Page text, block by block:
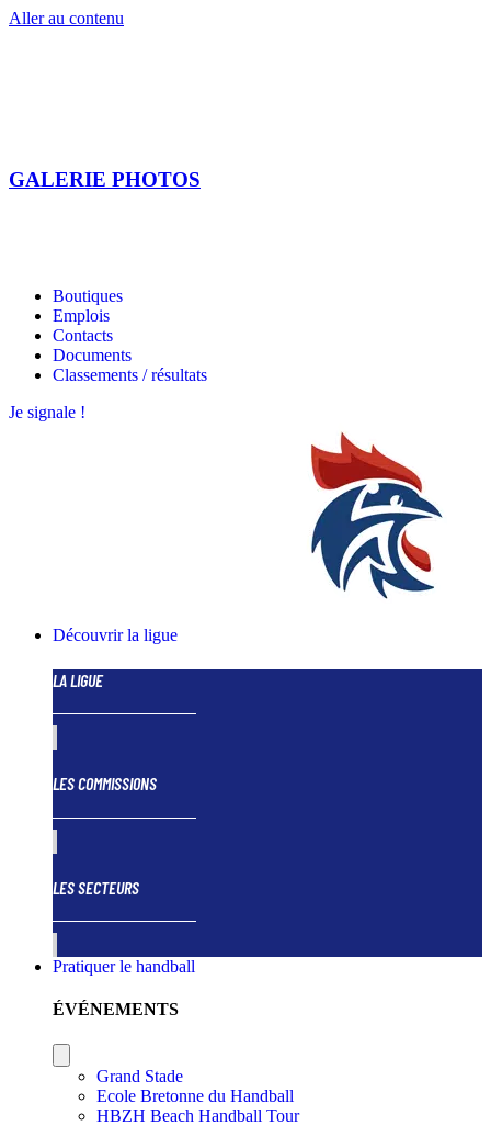
Aller au contenu
GALERIE PHOTOS
Boutiques
Emplois
Contacts
Documents
Classements / résultats
Je signale !
Découvrir la ligue
LA LIGUE
LES COMMISSIONS
LES SECTEURS
Pratiquer le handball
ÉVÉNEMENTS
Grand Stade
Ecole Bretonne du Handball
HBZH Beach Handball Tour